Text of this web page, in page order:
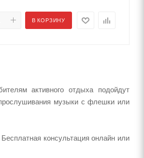
В КОРЗИНУ
активного отдыха подойдут
музыки с флешки или
консультация онлайн или